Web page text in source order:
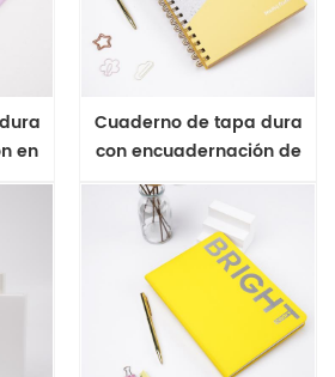
en
A5
Cuaderno de tapa dura
con encuadernación de
alambre-o A5 de Art
Painting Range